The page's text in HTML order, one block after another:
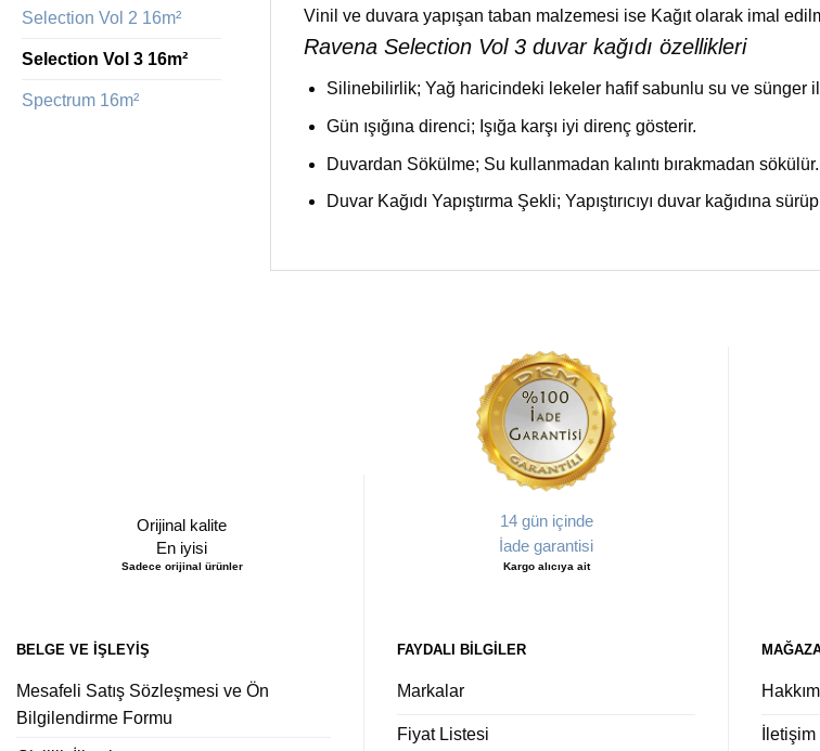
Selection Vol 2 16m²
Selection Vol 3 16m²
Spectrum 16m²
Vinil ve duvara yapışan taban malzemesi ise Kağıt olarak imal
Ravena Selection Vol 3 duvar kağıdı özellikleri
Silinebilirlik; Yağ haricindeki lekeler hafif sabunlu su ve sünger
Gün ışığına direnci; Işığa karşı iyi direnç gösterir.
Duvardan Sökülme; Su kullanmadan kalıntı bırakmadan sökülür.
Duvar Kağıdı Yapıştırma Şekli; Yapıştırıcıyı duvar kağıdına
Orijinal kalite
En iyisi
Sadece orijinal ürünler
14 gün içinde
İade garantisi
Kargo alıcıya ait
BELGE VE İŞLEYIŞ
Mesafeli Satış Sözleşmesi ve Ön
Bilgilendirme Formu
FAYDALI BILGILER
Markalar
Fiyat Listesi